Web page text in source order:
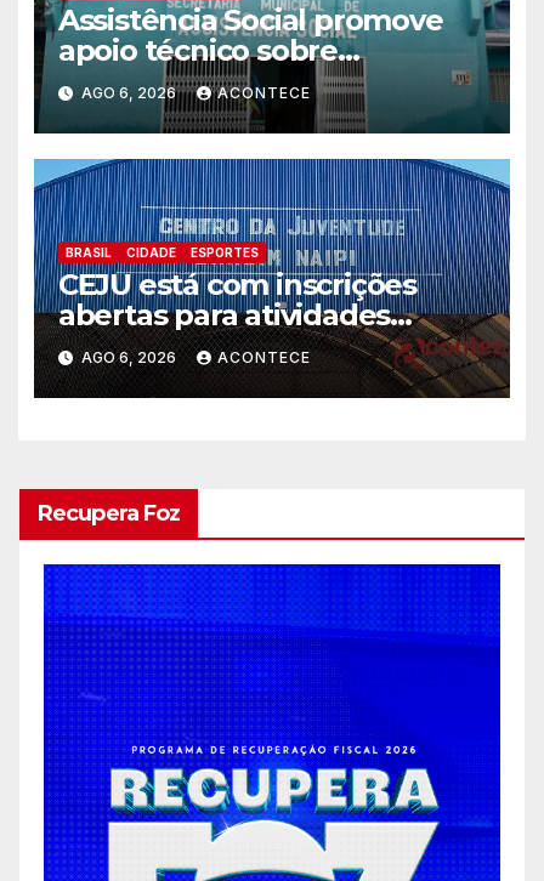
Assistência Social promove
apoio técnico sobre
preparação e resposta a
situações de emergência e
calamidade pública
AGO 6, 2026 ACONTECE
BRASIL CIDADE ESPORTES
CEJU está com inscrições
abertas para atividades
gratuitas
AGO 6, 2026 ACONTECE
Recupera Foz